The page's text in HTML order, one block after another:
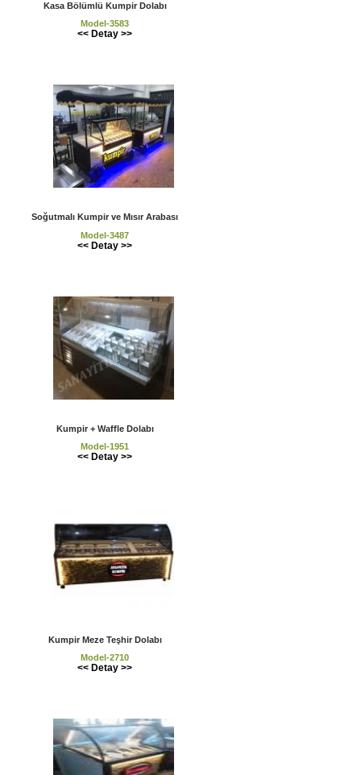
Kasa Bölümlü Kumpir Dolabı
Model-3583
<< Detay >>
Soğutmalı Kumpir ve Mısır Arabası
Model-3487
<< Detay >>
Kumpir + Waffle Dolabı
Model-1951
<< Detay >>
Kumpir Meze Teşhir Dolabı
Model-2710
<< Detay >>